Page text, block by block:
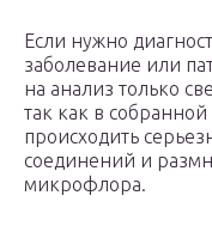
Если нужно
заболевание или
на анализ только
так как в
происходить
соединений и
микрофлора.